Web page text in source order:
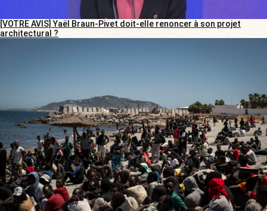
[VOTRE AVIS] Yaël Braun-Pivet doit-elle renoncer à son projet
architectural ?